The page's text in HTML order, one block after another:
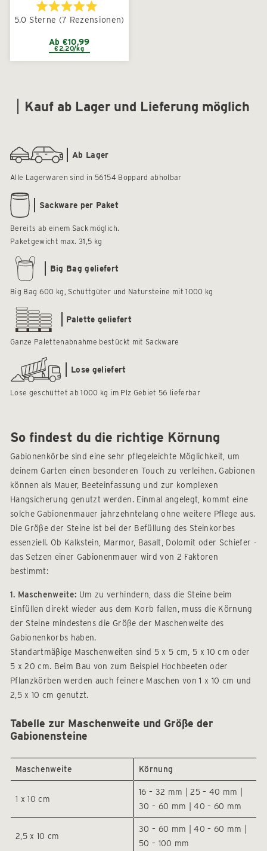
Mit
5.0
5
Sternen
5.0 Sterne (7 Rezensionen)
Ab €10,99
€2,20/kg
Kauf ab Lager und Lieferung möglich
Ab Lager
Alle Lagerwaren sind in 56154 Boppard abholbar
Sackware per Paket
Bereits ab einem Sack möglich.
Paketgewicht max. 31,5 kg
Big Bag geliefert
Big Bag 600 kg, Schüttgüter und Natursteine mit 1000 kg
Palette geliefert
Ganze Palettenabnahme bestückt mit Sackware
Lose geliefert
Lose geschüttet ab 1000 kg im Plz Gebiet 56 lieferbar
So findest du die richtige Körnung
Gabionenkörbe sind eine sehr pflegeleichte Möglichkeit, um
deinem Garten einen besonderen Touch zu verleihen. Gabionen
können als Mauer, Beeteinfassung und zur komplexen
Hangsicherung genutzt werden. Einmal angelegt, kommt eine
solche Gabionenmauer jahrzehntelang ohne weitere Pflege aus.
Die Größe der Steine ist bei der Befüllung des Steinkorbes
essenziell. Ob Kalkstein, Marmor, Basalt, Dolomit oder Schiefer -
das Setzen einer Gabionenmauer wird von 2 Faktoren
bestimmt:
1. Maschenweite: Um zu verhindern, dass die Steine beim
Einfüllen direkt wieder aus dem Korb fallen, muss die Körnung
der Steine mindestens die Größe der Maschenweite des
Gabionenkorbs haben.
Standartmäßige Maschenweiten sind 5 x 5 cm, 5 x 10 cm oder
5 x 20 cm. Beim Bau von zum Beispiel Hochbeeten oder
Pflanzkörben werden auch feinere Maschen von 1 x 10 cm und
2,5 x 10 cm genutzt.
Tabelle zur Maschenweite und Größe der
Gabionensteine
Maschenweite Körnung
1 x 10 cm
16 – 32 mm | 25 – 40 mm |
30 – 60 mm | 40 – 60 mm
2,5 x 10 cm
30 – 60 mm | 40 – 60 mm |
50 – 100 mm